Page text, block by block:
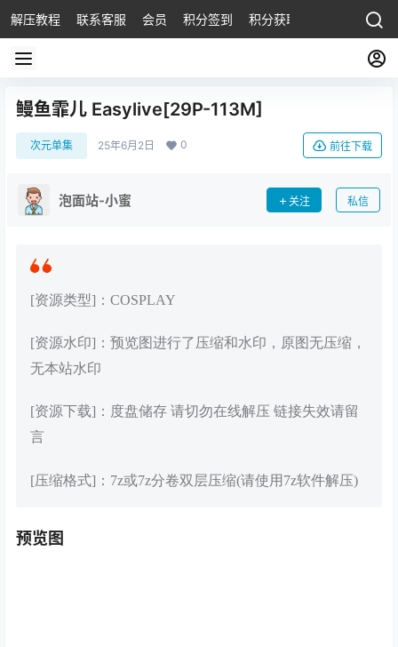
解压教程 联系客服 会员 积分签到 积分获取
鳗鱼霏儿 Easylive[29P-113M]
次元单集 25年6月2日 0 前往下载
泡面站-小蜜 关注 私信
[资源类型]：COSPLAY
[资源水印]：预览图进行了压缩和水印，原图无压缩，
无本站水印
[资源下载]：度盘储存 请切勿在线解压 链接失效请留
言
[压缩格式]：7z或7z分卷双层压缩(请使用7z软件解压)
预览图